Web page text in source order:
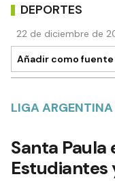
DEPORTES
22 de diciembre de
Añadir como fuente
LIGA
Santa Paula
Estudiantes